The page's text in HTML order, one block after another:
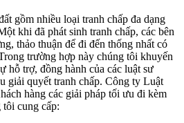
gồm nhiều loại tranh chấp đa dạng
khi đã phát sinh tranh chấp, các bên
thảo thuận để đi đến thống nhất có
trường hợp này chúng tôi khuyến
hỗ trợ, đồng hành của các luật sư
giải quyết tranh chấp. Công ty Luật
hàng các giải pháp tối ưu đi kèm
cung cấp: